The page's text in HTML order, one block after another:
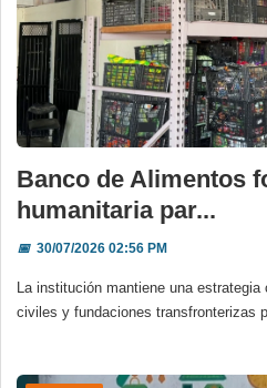
Banco de Alimentos
humanitaria par...
📅30/07/2026 02:56 PM
La institución mantiene una
civiles y fundaciones transfronterizas